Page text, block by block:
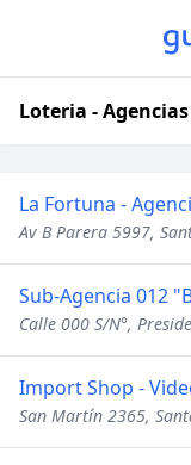
Loteria -
Av B Parera 5997,
Calle 000 S/N°,
San Martín 2365,